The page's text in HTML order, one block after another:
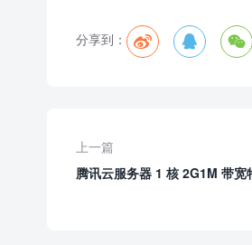
分享到：   
上一篇
腾讯云服务器 1 核 2G1M 带